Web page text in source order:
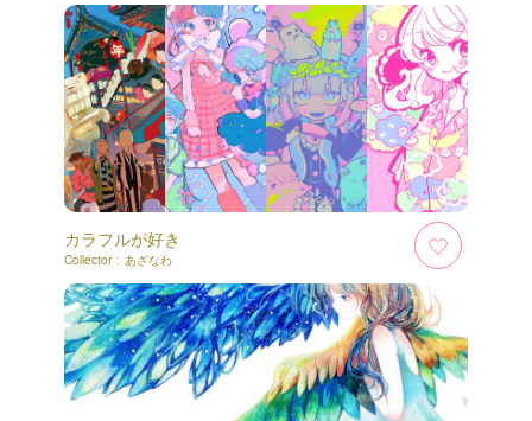
カラフルが好き
Collector : あざなわ